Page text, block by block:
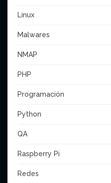
Linux
Malwares
NMAP
PHP
Programación
Python
QA
Raspberry Pi
Redes